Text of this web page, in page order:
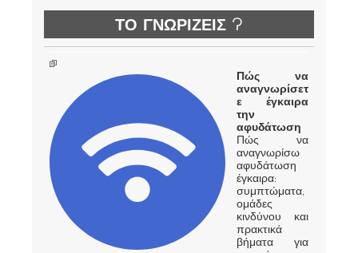
ΤΟ ΓΝΩΡΙΖΕΙΣ ?
Πώς να
αναγνωρίσετ
ε έγκαιρα
την
αφυδάτωση
Πώς να
αναγνωρίσω
αφυδάτωση
έγκαιρα:
συμπτώματα,
ομάδες
κινδύνου και
πρακτικά
βήματα για